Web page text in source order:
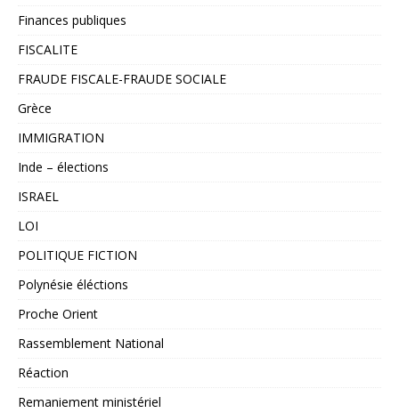
Finances publiques
FISCALITE
FRAUDE FISCALE-FRAUDE SOCIALE
Grèce
IMMIGRATION
Inde – élections
ISRAEL
LOI
POLITIQUE FICTION
Polynésie éléctions
Proche Orient
Rassemblement National
Réaction
Remaniement ministériel